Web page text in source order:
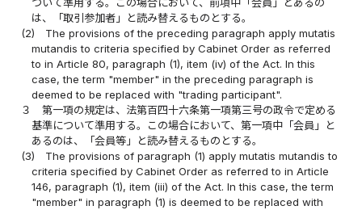
ついて準用する。この場合において、前項中「会員」とあるの
は、「取引参加者」と読み替えるものとする。
(2)
The provisions of the preceding paragraph apply mutatis
mutandis to criteria specified by Cabinet Order as referred
to in Article 80, paragraph (1), item (iv) of the Act. In this
case, the term "member" in the preceding paragraph is
deemed to be replaced with "trading participant".
３
第一項の規定は、法第百四十六条第一項第三号の政令で定める
基準について準用する。この場合において、第一項中「会員」と
あるのは、「会員等」と読み替えるものとする。
(3)
The provisions of paragraph (1) apply mutatis mutandis to
criteria specified by Cabinet Order as referred to in Article
146, paragraph (1), item (iii) of the Act. In this case, the term
"member" in paragraph (1) is deemed to be replaced with